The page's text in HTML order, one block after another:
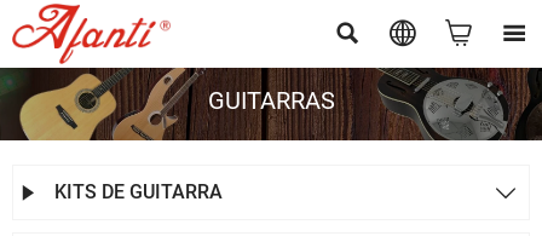
   
GUITARRAS
 KITS DE GUITARRA 